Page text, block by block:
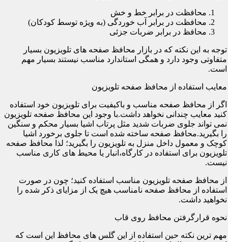
محافظت در برابر خط و خش
محافظت در برابر آب خوردگی (به ویژه توسط کودکان)
محافظ در برابر ضربات جزئی
توجه به این نکته که در بازار محافظ صفحه های تلویزیون بسیار
متفاوتی وجود دارد و همگی استاندارد مناسب نیستند بسیار مهم
است.
معایب استفاده از محافظ صفحه تلویزیون
اگر از محافظ صفحه مناسب و باکیفیت برای تلویزیون خود استفاده
کنید معایب چندانی نخواهد داشت.با وجود این محافظ صفحه تلویزیون
نمی تواند جلوی ضربات شدید مثل پرتاب اشیا بسیار محکم و سنگین
را بگیرید.محافظ صفحه ساخته شده است تا جلوی برخورد اشیا
کوچک و معمول داخل منزل به تلویزیون را بگیرید؛ لذا محافظ صفحه
تلویزیون برای استفاده در کارگاه،انبار یا محیط های کاری مناسب
نیست.
از محافظ صفحه تلویزیون مناسب استفاده کنید؛ چون در صورت
استفاده از محافظ صفحه نامناسب هیچ یک از مزایای ذکر شده را
نخواهید داشت.
نحوه قرارگرفتن محافظ روی قاب
مهم ترین نکته حین استفاده از این گلس های محافظ این است که